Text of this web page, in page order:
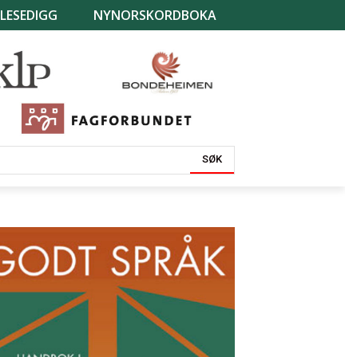
LESEDIGG NYNORSKORDBOKA
SØK